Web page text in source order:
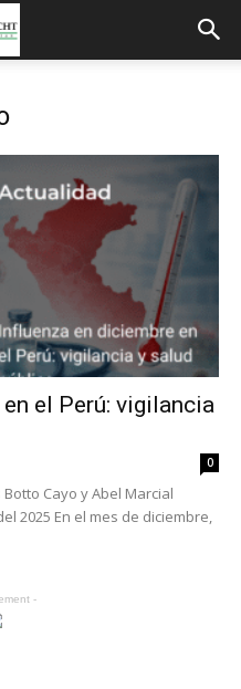
el Perú: vigilancia
0
Cayo y Abel Marcial
2025 En el mes de diciembre,
-